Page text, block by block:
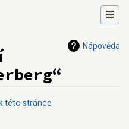
Nápověda
této stránce